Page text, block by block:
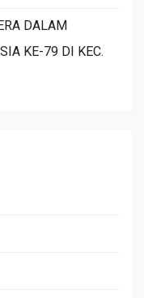
DALAM
KE-79 DI KEC.